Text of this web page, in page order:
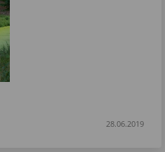
28.06.2019